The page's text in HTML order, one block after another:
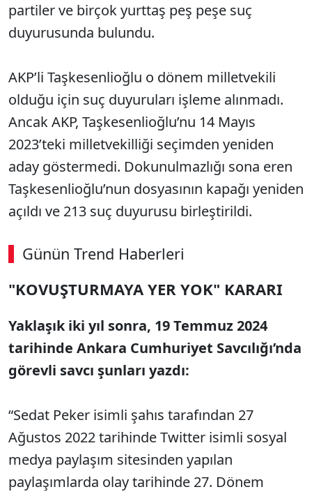
partiler ve birçok yurttaş peş peşe suç
duyurusunda bulundu.
AKP’li Taşkesenlioğlu o dönem milletvekili
olduğu için suç duyuruları işleme alınmadı.
Ancak AKP, Taşkesenlioğlu’nu 14 Mayıs
2023’teki milletvekilliği seçimden yeniden
aday göstermedi. Dokunulmazlığı sona eren
Taşkesenlioğlu’nun dosyasının kapağı yeniden
açıldı ve 213 suç duyurusu birleştirildi.
Günün Trend Haberleri
"KOVUŞTURMAYA YER YOK" KARARI
Yaklaşık iki yıl sonra, 19 Temmuz 2024
tarihinde Ankara Cumhuriyet Savcılığı’nda
görevli savcı şunları yazdı:
“Sedat Peker isimli şahıs tarafından 27
Ağustos 2022 tarihinde Twitter isimli sosyal
medya paylaşım sitesinden yapılan
paylaşımlarda olay tarihinde 27. Dönem